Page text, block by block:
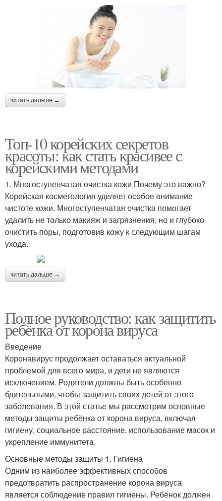
читать дальше →
Топ-10 корейских секретов
красоты: как стать красивее с
корейскими методами
1. Многоступенчатая очистка кожи Почему это важно?
Корейская косметология уделяет особое внимание
чистоте кожи. Многоступенчатая очистка помогает
удалить не только макияж и загрязнения, но и глубоко
очистить поры, подготовив кожу к следующим шагам
ухода.
читать дальше →
Полное руководство: как защитить
ребёнка от корона вируса
Введение
Коронавирус продолжает оставаться актуальной
проблемой для всего мира, и дети не являются
исключением. Родители должны быть особенно
бдительными, чтобы защитить своих детей от этого
заболевания. В этой статье мы рассмотрим основные
методы защиты ребёнка от корона вируса, включая
гигиену, социальное расстояние, использование масок и
укрепление иммунитета.
Основные методы защиты 1. Гигиена
Одним из наиболее эффективных способов
предотвратить распространение корона вируса
является соблюдение правил гигиены. Ребёнок должен